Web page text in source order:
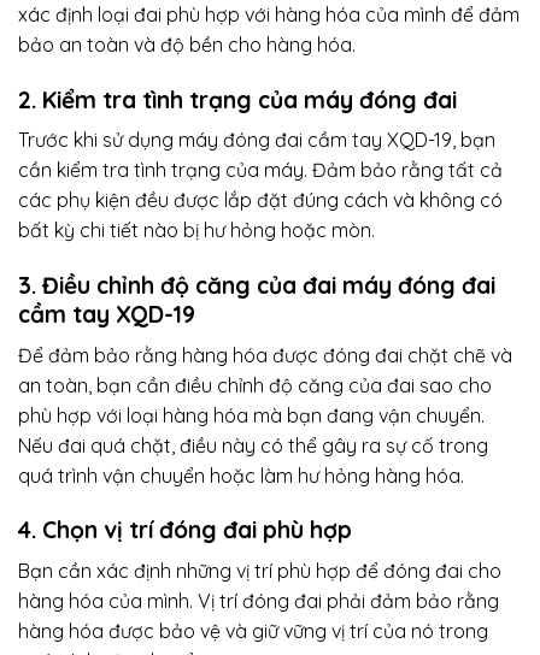
xác định loại đai phù hợp với hàng hóa của mình để đảm
bảo an toàn và độ bền cho hàng hóa.
2. Kiểm tra tình trạng của máy đóng đai
Trước khi sử dụng máy đóng đai cầm tay XQD-19, bạn
cần kiểm tra tình trạng của máy. Đảm bảo rằng tất cả
các phụ kiện đều được lắp đặt đúng cách và không có
bất kỳ chi tiết nào bị hư hỏng hoặc mòn.
3. Điều chỉnh độ căng của đai máy đóng đai
cầm tay XQD-19
Để đảm bảo rằng hàng hóa được đóng đai chặt chẽ và
an toàn, bạn cần điều chỉnh độ căng của đai sao cho
phù hợp với loại hàng hóa mà bạn đang vận chuyển.
Nếu đai quá chặt, điều này có thể gây ra sự cố trong
quá trình vận chuyển hoặc làm hư hỏng hàng hóa.
4. Chọn vị trí đóng đai phù hợp
Bạn cần xác định những vị trí phù hợp để đóng đai cho
hàng hóa của mình. Vị trí đóng đai phải đảm bảo rằng
hàng hóa được bảo vệ và giữ vững vị trí của nó trong